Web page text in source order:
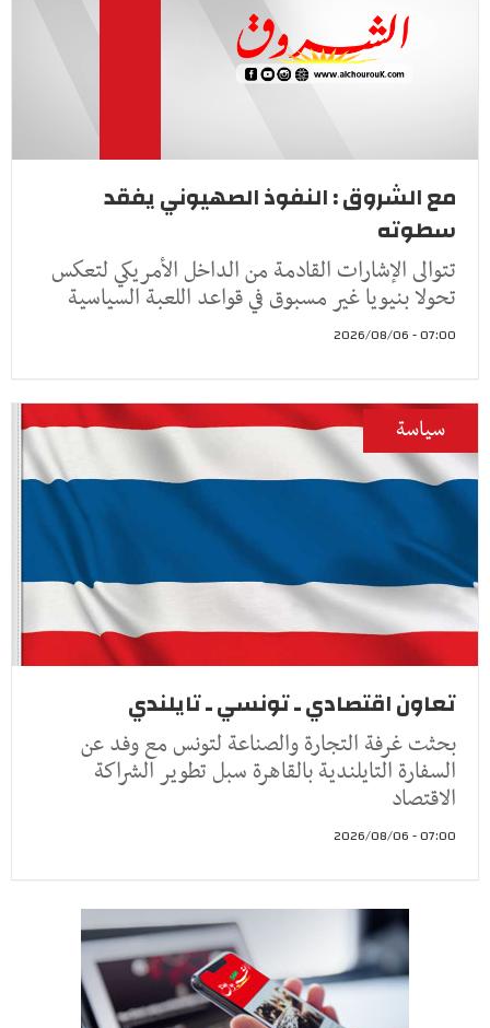
مع الشروق : النفوذ الصهيوني يفقد
سطوته
تتوالى الإشارات القادمة من الداخل الأمريكي لتعكس
تحولا بنيويا غير مسبوق في قواعد اللعبة السياسية
07:00 - 2026/08/06
سياسة
تعاون اقتصادي ـ تونسي ـ تايلندي
بحثت غرفة التجارة والصناعة لتونس مع وفد عن
السفارة التايلندية بالقاهرة سبل تطوير الشراكة
الاقتصاد
07:00 - 2026/08/06